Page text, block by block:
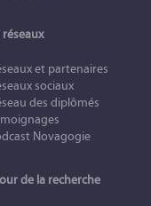
réseaux
et partenaires
sociaux
des diplômés
Novagogie
de la recherche